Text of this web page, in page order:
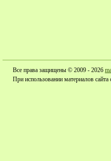
Все права защищены © 2009 - 2026
При использовании материалов сайта